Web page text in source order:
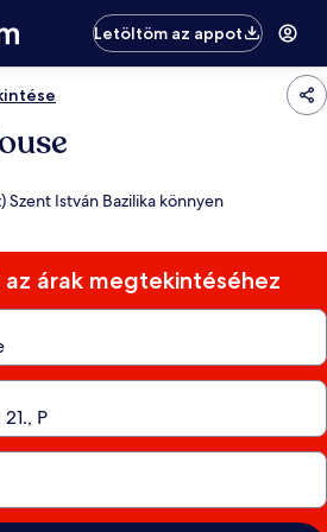
Letöltöm az appot
Szent István Bazilika könnyen
árak megtekintéséhez